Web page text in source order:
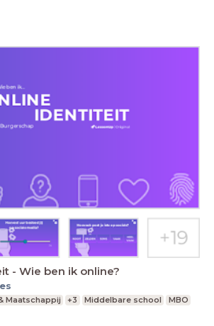
- Wie ben ik online?
Maatschappij +3 Middelbare school
MBO